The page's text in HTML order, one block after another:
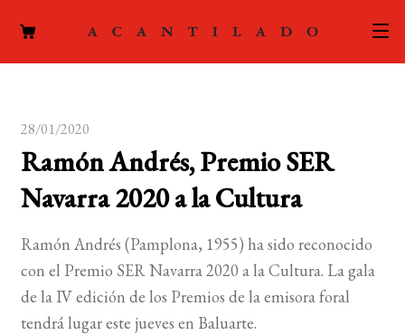
ACTUALIDAD
hijo
LA EDITORIAL
FOREIGN RIGHTS
28/01/2020
Ramón Andrés, Premio SER
Navarra 2020 a la Cultura
Ramón Andrés (Pamplona, 1955) ha sido reconocido
con el Premio SER Navarra 2020 a la Cultura. La gala
de la IV edición de los Premios de la emisora foral
tendrá lugar este jueves en Baluarte.